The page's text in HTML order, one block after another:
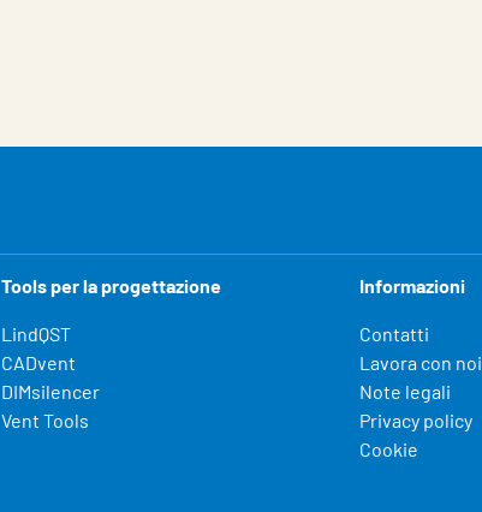
Tools per la progettazione
LindQST
CADvent
DIMsilencer
Vent Tools
Informazioni
Contatti
Lavora con noi
Note legali
Privacy policy
Cookie